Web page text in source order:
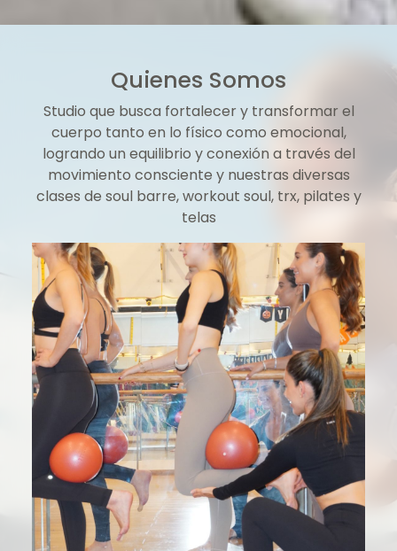
Quienes Somos
Studio que busca fortalecer y transformar el
cuerpo tanto en lo físico como emocional,
logrando un equilibrio y conexión a través del
movimiento consciente y nuestras diversas
clases de soul barre, workout soul, trx, pilates y
telas